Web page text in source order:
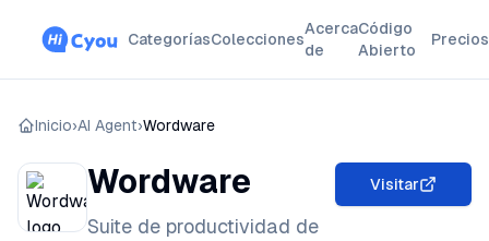
CategoríasColecciones
Acerca
de
Código
Abierto
Precios
Inicio›AI Agent›Wordware
Wordware
Suite de productividad de
Visitar